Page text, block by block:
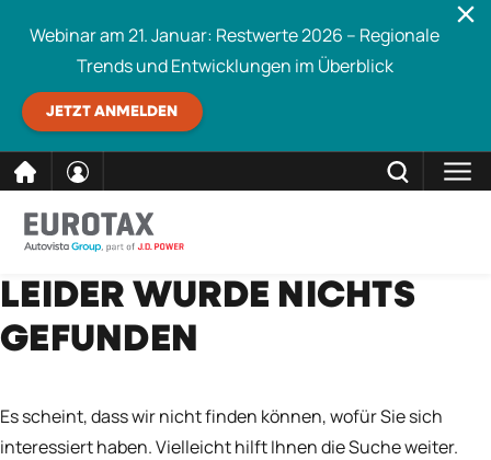
direkt
zum
Inhalt
Webinar am 21. Januar: Restwerte 2026 – Regionale
Trends und Entwicklungen im Überblick
JETZT ANMELDEN
Eurotax durchsuchen SCHLIESSEN
LEIDER WURDE NICHTS
GEFUNDEN
Es scheint, dass wir nicht finden können, wofür Sie sich
interessiert haben. Vielleicht hilft Ihnen die Suche weiter.